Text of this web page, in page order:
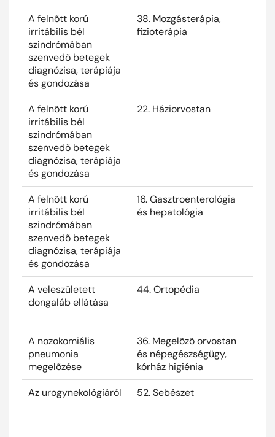
A felnõtt korú
irritábilis bél
szindrómában
szenvedõ betegek
diagnózisa, terápiája
és gondozása
38. Mozgásterápia,
fizioterápia
A felnõtt korú
irritábilis bél
szindrómában
szenvedõ betegek
diagnózisa, terápiája
és gondozása
22. Háziorvostan
A felnõtt korú
irritábilis bél
szindrómában
szenvedõ betegek
diagnózisa, terápiája
és gondozása
16. Gasztroenterológia
és hepatológia
A veleszületett
dongaláb ellátása
44. Ortopédia
A nozokomiális
pneumonia
megelõzése
36. Megelõzõ orvostan
és népegészségügy,
kórház higiénia
Az urogynekológiáról 52. Sebészet